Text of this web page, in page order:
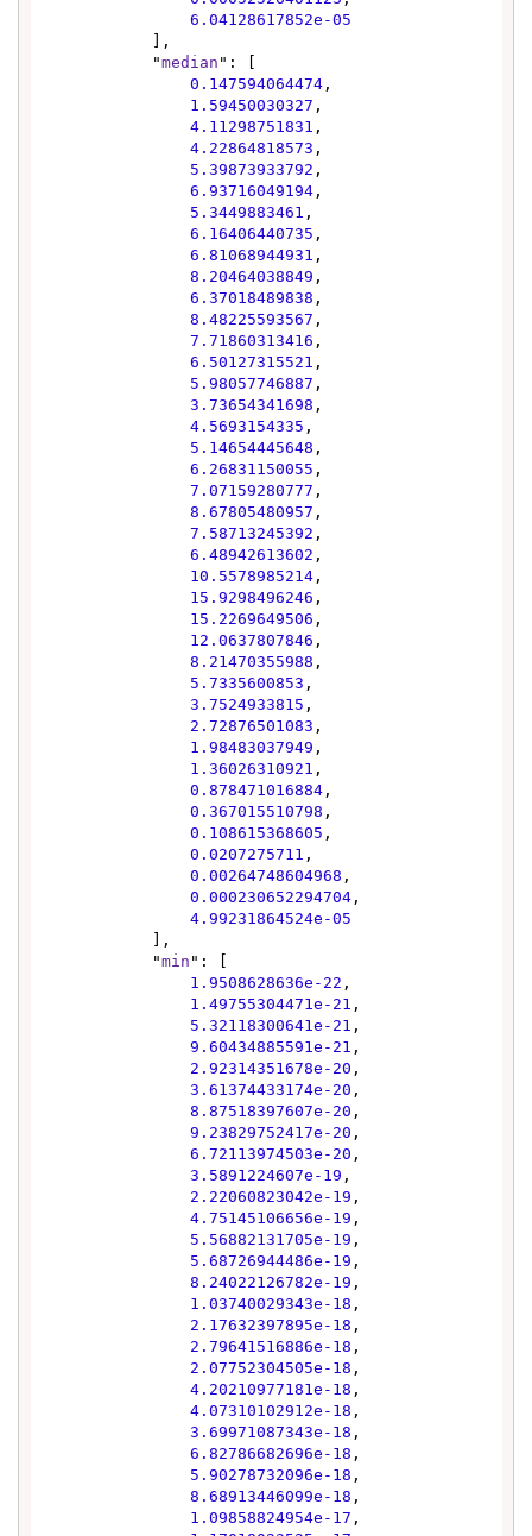
6.04128617852e-05
            "
median ": [
0.147594064474 ,
1.59450030327 ,
4.11298751831 ,
4.22864818573 ,
5.39873933792 ,
6.93716049194 ,
5.3449883461 ,
6.16406440735 ,
6.81068944931 ,
8.20464038849 ,
6.37018489838 ,
8.48225593567 ,
7.71860313416 ,
6.50127315521 ,
5.98057746887 ,
3.73654341698 ,
4.5693154335 ,
5.14654445648 ,
6.26831150055 ,
7.07159280777 ,
8.67805480957 ,
7.58713245392 ,
6.48942613602 ,
10.5578985214 ,
15.9298496246 ,
15.2269649506 ,
12.0637807846 ,
8.21470355988 ,
5.7335600853 ,
3.7524933815 ,
2.72876501083 ,
1.98483037949 ,
1.36026310921 ,
0.878471016884 ,
0.367015510798 ,
0.108615368605 ,
0.0207275711 ,
0.00264748604968 ,
0.000230652294704 ,
4.99231864524e-05
            "
min ": [
1.9508628636e-22 ,
1.49755304471e-21 ,
5.32118300641e-21 ,
9.60434885591e-21 ,
2.92314351678e-20 ,
3.61374433174e-20 ,
8.87518397607e-20 ,
9.23829752417e-20 ,
6.72113974503e-20 ,
3.5891224607e-19 ,
2.22060823042e-19 ,
4.75145106656e-19 ,
5.56882131705e-19 ,
5.68726944486e-19 ,
8.24022126782e-19 ,
1.03740029343e-18 ,
2.17632397895e-18 ,
2.79641516886e-18 ,
2.07752304505e-18 ,
4.20210977181e-18 ,
4.07310102912e-18 ,
3.69971087343e-18 ,
6.82786682696e-18 ,
5.90278732096e-18 ,
8.68913446099e-18 ,
1.09858824954e-17 ,